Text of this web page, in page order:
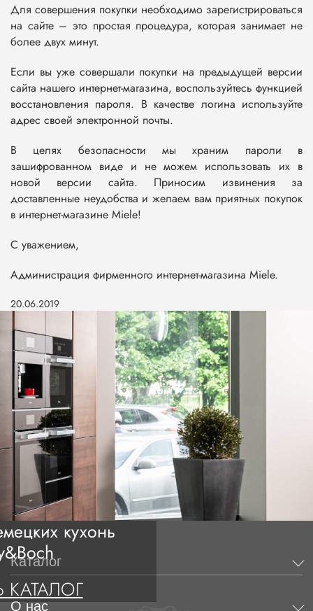
Для совершения покупки необходимо зарегистрироваться
на сайте – это простая процедура, которая занимает не
более двух минут.
Если вы уже совершали покупки на предыдущей версии
сайта нашего интернет-магазина, воспользуйтесь функцией
восстановления пароля. В качестве логина используйте
адрес своей электронной почты.
В целях безопасности мы храним пароли в
зашифрованном виде и не можем использовать их в
новой версии сайта. Приносим извинения за
доставленные неудобства и желаем вам приятных покупок
в интернет-магазине Miele!
С уважением,
Администрация фирменного интернет-магазина Miele.
20.06.2019
кухонь
КАТАЛОГ
Каталог
О нас